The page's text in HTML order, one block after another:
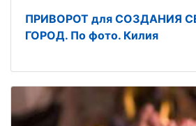
ПРИВОРОТ для СОЗДАНИЯ
ГОРОД. По фото. Килия